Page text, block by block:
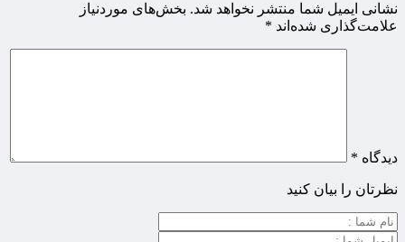
نشانی ایمیل شما منتشر نخواهد شد. بخش‌های موردنیاز
علامت‌گذاری شده‌اند *
دیدگاه *
نظرتان را بیان کنید